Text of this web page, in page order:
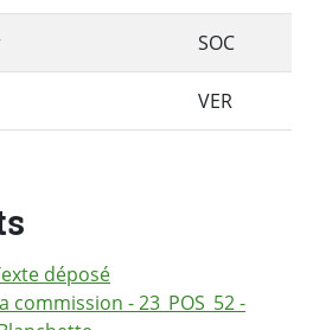
SOC
VER
déposé
commission - 23_POS_52 -